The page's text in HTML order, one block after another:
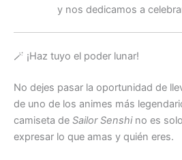
y nos dedicamos a
🪄 ¡Haz tuyo el poder lunar!
No dejes pasar la oportunidad de
de uno de los animes más
camiseta de Sailor Senshino es
expresar lo que amas y quién eres.